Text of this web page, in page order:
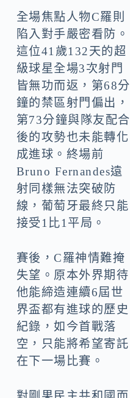
全場焦點人物C羅則
陷入對手嚴密看防。
這位41歲132天的超
級球星全場3次射門
皆無功而返，第68分
鐘的禁區射門偏出，
第73分鐘與隊友配合
後的攻勢也未能轉化
成進球。終場前
Bruno Fernandes遠
射同樣無法突破防
線，葡萄牙最終只能
接受1比1平局。
賽後，C羅神情難掩
失望。原本外界期待
他能締造連續6屆世
界盃都有進球的歷史
紀錄，如今首戰落
空，只能將希望寄託
在下一場比賽。